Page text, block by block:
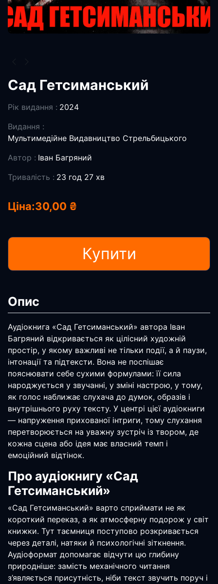
Сад Гетсиманський
Рік видання : 2024
Видання :
Мультимедійне Видавництво Стрельбицького
Автор : Іван Багряний
Тривалість : 23 год 27 хв
Ціна:30,00 ₴
Купити
Опис
Аудіокнига «Сад Гетсиманський» автора Іван
Багряний відкривається як цілісний художній
простір, у якому важливі не тільки події, а й паузи,
інтонації та підтексти. Вона не поспішає
пояснювати себе сухими формулами: її сила
народжується у звучанні, у зміні настрою, у тому,
як голос наближає слухача до думок, образів і
внутрішнього руху тексту. У центрі цієї аудіокниги
— напруження прихованої інтриги, тому слухання
перетворюється на уважну зустріч із твором, де
кожна сцена або ідея має власний темп і
емоційний відтінок.
Про аудіокнигу «Сад
Гетсиманський»
«Сад Гетсиманський» варто сприймати не як
короткий переказ, а як атмосферну подорож у світ
книжки. Тут таємниця поступово розкривається
через деталі, натяки й психологічні зіткнення.
Аудіоформат допомагає відчути цю глибину
природніше: замість механічного читання
з’являється присутність, ніби текст звучить поруч і